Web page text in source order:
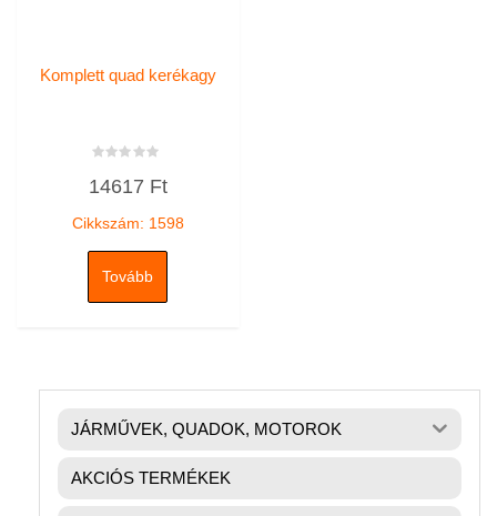
Komplett quad kerékagy
0
14617 Ft
Cikkszám: 1598
Tovább
JÁRMŰVEK, QUADOK, MOTOROK
AKCIÓS TERMÉKEK